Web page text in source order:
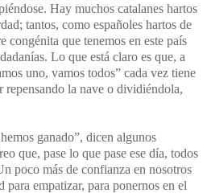
Hay muchos catalanes hartos
tantos, como españoles hartos de
congénita que tenemos en este país
Lo que está claro es que, a
uno, vamos todos” cada vez tiene
repensando la nave o dividiéndola,
ganado”, dicen algunos
que, pase lo que pase ese día, todos
poco más de confianza en nosotros
para empatizar, para ponernos en el